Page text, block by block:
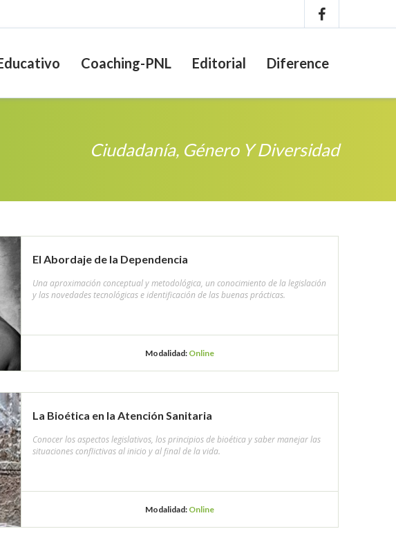
Coaching-PNL Editorial Diference
Ciudadanía, Género Y Diversidad
El Abordaje de la Dependencia
Una aproximación conceptual y metodológica, un conocimiento de la legislación
y las novedades tecnológicas e identificación de las buenas prácticas.
Modalidad: Online
La Bioética en la Atención Sanitaria
Conocer los aspectos legislativos, los principios de bioética y saber manejar las
situaciones conflictivas al inicio y al final de la vida.
Modalidad: Online